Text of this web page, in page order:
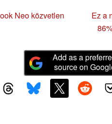
Neo közvetlen
Ez a
Add as a
source on